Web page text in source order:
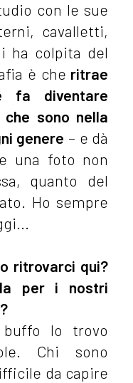
con le sue
cavalletti,
ha colpita del
è che ritrae
fa diventare
sono nella
genere – e dà
una foto non
quanto del
Ho sempre
ritrovarci qui?
per i nostri
lo trovo
Chi sono
da capire